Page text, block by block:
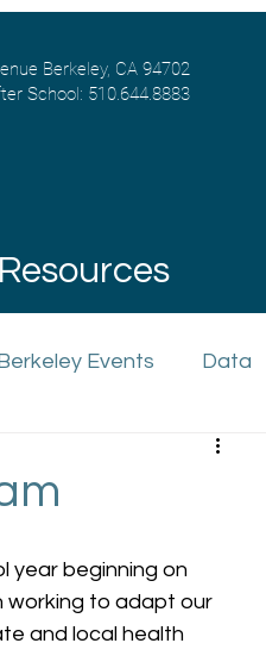
Berkeley, CA 94702
School: 510.644.8883
Resources
Events Data
year beginning on
working to adapt our
and local health